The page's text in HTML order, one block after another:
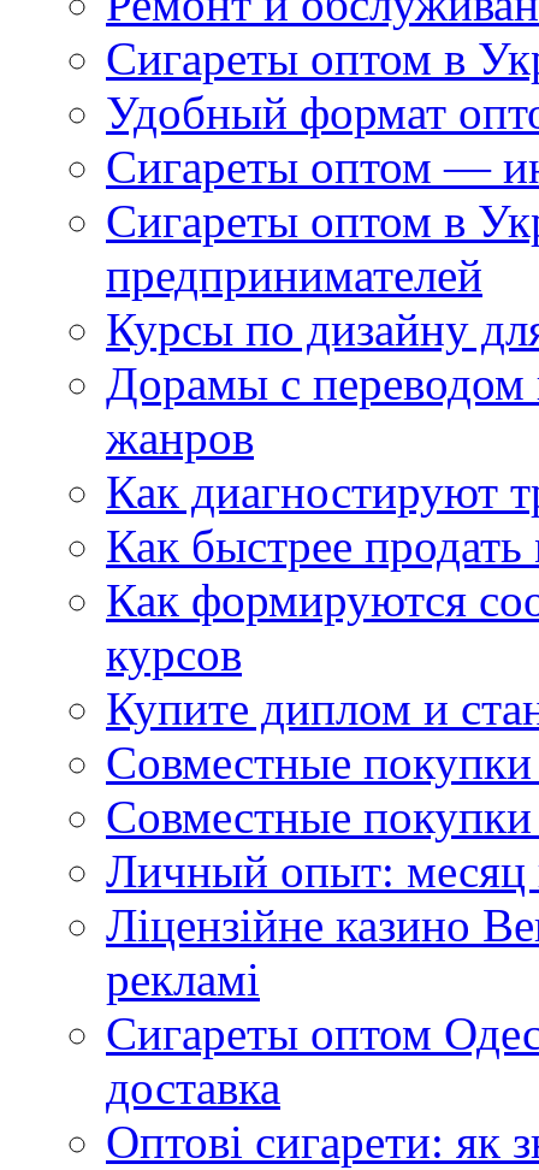
Сигареты оптом в
Удобный формат
Сигареты оптом —
Сигареты оптом в
предпринимателей
Курсы по дизайну
Дорамы с переводом
жанров
Как диагностируют
Как быстрее
Как формируются
курсов
Купите диплом и
Совместные
Совместные покупки
Личный опыт: месяц
Ліцензійне казино
рекламі
Сигареты оптом
доставка
Оптові сигарети: як